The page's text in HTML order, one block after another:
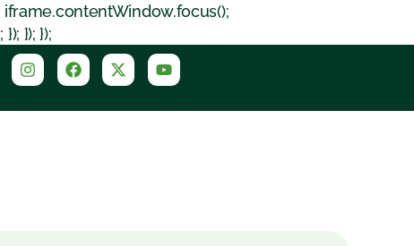
}); });